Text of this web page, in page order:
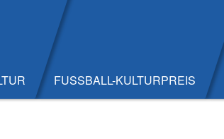
FUSSBALL-KULTURPREIS